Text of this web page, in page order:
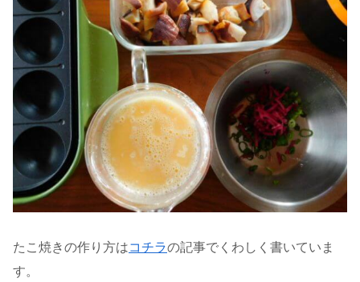
たこ焼きの作り方はコチラの記事でくわしく書いていま
す。